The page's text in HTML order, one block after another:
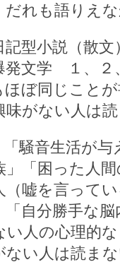
だれも語りえ
記型小説（散
文学 １、２
ほぼ同じこと
がない人は
「騒音生活が
」「困った人
（嘘を言って
「自分勝手な
い人の心理的
い人は読ま